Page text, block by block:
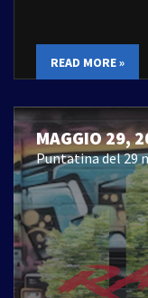
READ MORE »
MAGGIO 29,
Puntatina del 29